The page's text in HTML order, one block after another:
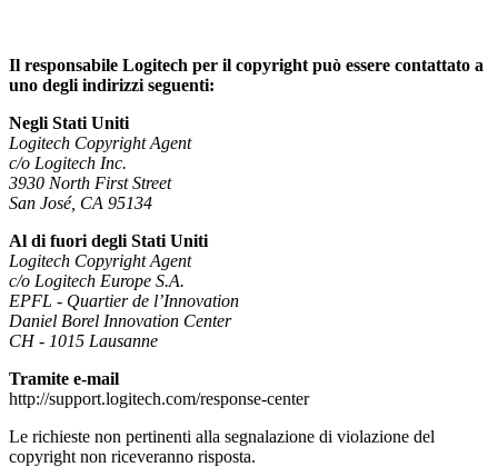
Il responsabile Logitech per il copyright può essere contattato a
uno degli indirizzi seguenti:
Negli Stati Uniti
Logitech Copyright Agent
c/o Logitech Inc.
3930 North First Street
San José, CA 95134
Al di fuori degli Stati Uniti
Logitech Copyright Agent
c/o Logitech Europe S.A.
EPFL - Quartier de l’Innovation
Daniel Borel Innovation Center
CH - 1015 Lausanne
Tramite e-mail
http://support.logitech.com/response-center
Le richieste non pertinenti alla segnalazione di violazione del
copyright non riceveranno risposta.